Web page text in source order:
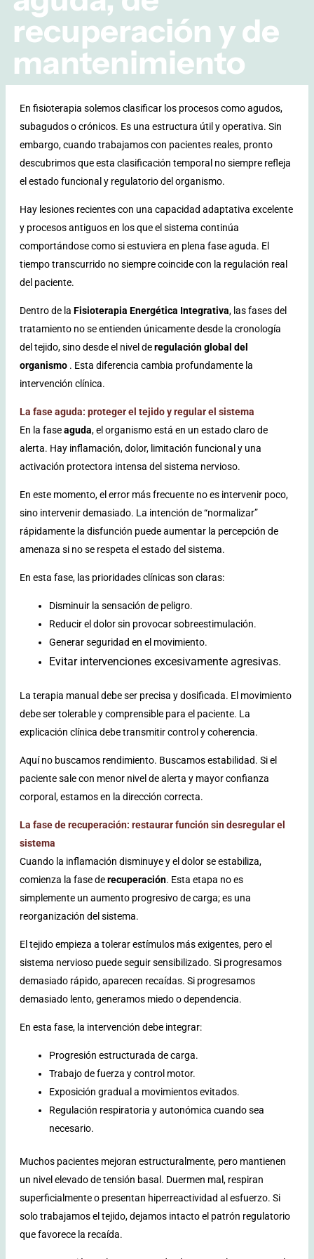
recuperación y de
mantenimiento
En fisioterapia solemos clasificar los procesos como agudos,
subagudos o crónicos. Es una estructura útil y operativa. Sin
embargo, cuando trabajamos con pacientes reales, pronto
descubrimos que esta clasificación temporal no siempre refleja
el estado funcional y regulatorio del organismo.
Hay lesiones recientes con una capacidad adaptativa excelente
y procesos antiguos en los que el sistema continúa
comportándose como si estuviera en plena fase aguda. El
tiempo transcurrido no siempre coincide con la regulación real
del paciente.
Dentro de la Fisioterapia Energética Integrativa, las fases del
tratamiento no se entienden únicamente desde la cronología
del tejido, sino desde el nivel deregulación global del
organismo. Esta diferencia cambia profundamente la
intervención clínica.
La fase aguda: proteger el tejido y regular el sistema
En la faseaguda, el organismo está en un estado claro de
alerta. Hay inflamación, dolor, limitación funcional y una
activación protectora intensa del sistema nervioso.
En este momento, el error más frecuente no es intervenir poco,
sino intervenir demasiado. La intención de “normalizar”
rápidamente la disfunción puede aumentar la percepción de
amenaza si no se respeta el estado del sistema.
En esta fase, las prioridades clínicas son claras:
Disminuir la sensación de peligro.
Reducir el dolor sin provocar sobreestimulación.
Generar seguridad en el movimiento.
Evitar intervenciones excesivamente agresivas.
La terapia manual debe ser precisa y dosificada. El movimiento
debe ser tolerable y comprensible para el paciente. La
explicación clínica debe transmitir control y coherencia.
Aquí no buscamos rendimiento. Buscamos estabilidad. Si el
paciente sale con menor nivel de alerta y mayor confianza
corporal, estamos en la dirección correcta.
La fase de recuperación: restaurar función sin desregular el
sistema
Cuando la inflamación disminuye y el dolor se estabiliza,
comienza la fase derecuperación. Esta etapa no es
simplemente un aumento progresivo de carga; es una
reorganización del sistema.
El tejido empieza a tolerar estímulos más exigentes, pero el
sistema nervioso puede seguir sensibilizado. Si progresamos
demasiado rápido, aparecen recaídas. Si progresamos
demasiado lento, generamos miedo o dependencia.
En esta fase, la intervención debe integrar:
Progresión estructurada de carga.
Trabajo de fuerza y control motor.
Exposición gradual a movimientos evitados.
Regulación respiratoria y autonómica cuando sea
necesario.
Muchos pacientes mejoran estructuralmente, pero mantienen
un nivel elevado de tensión basal. Duermen mal, respiran
superficialmente o presentan hiperreactividad al esfuerzo. Si
solo trabajamos el tejido, dejamos intacto el patrón regulatorio
que favorece la recaída.